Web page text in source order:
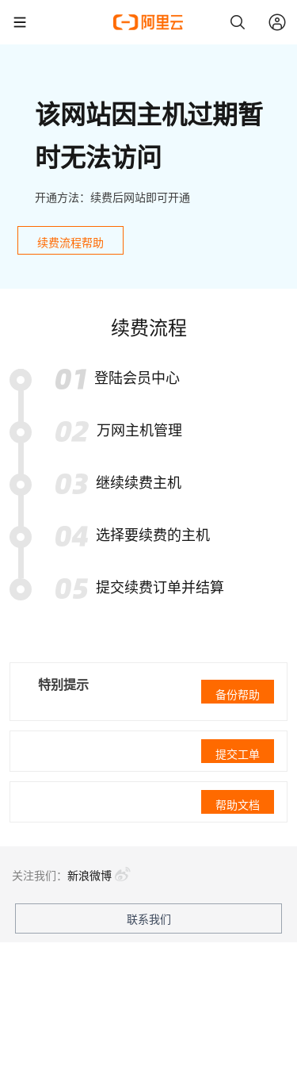
该网站因主机过期暂
时无法访问
开通方法：续费后网站即可开通
续费流程帮助
续费流程
登陆会员中心
万网主机管理
继续续费主机
选择要续费的主机
提交续费订单并结算
特别提示
备份帮助
提交工单
帮助文档